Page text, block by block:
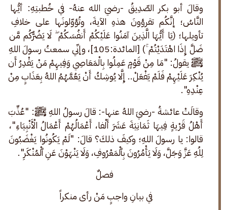
وقالَ أبو بكر الصّدِيقُ -رضيَ الله عنهُ- في خُطبتِهِ: أيُّها
النَّاسُ؛ إنَّكُم تقرؤونَ هذهِ الآيةَ، وتُؤوّلونَها على خلافِ
تأويلها؛ (يَا أَيُّهَا الَّذِينَ آمَنُوا عَلَيْكُمْ أَنفُسَكُمْ ۖ لَا يَضُرُّكُم مَّن
ضَلَّ إِذَا اهْتَدَيْتُمْ ۚ) [المائدة:105]، وإنّي سمعتُ رسولَ اللهِ
ﷺ يقولُ: "مَا مِنْ قَوْمٍ عَمِلُوا بِالْمَعَاصِي وَفِيهِمْ مَنْ يَقْدِرُ أَن
يُنْكِرَ عَلَيْهِمْ فَلَمْ يَفْعَلْ.. إِلَّا يُوشِكُ أَنْ يَعُمَّهُمُ اللهُ بِعَذَابٍ مِنْ
عِنْدِهِ".
وقالَتْ عائشةُ -رضيَ اللهُ عنها-: قالَ رسولُ اللهِ ﷺ: "عُذِّبَ
أَهْلُ قَرْيةٍ فِيهَا ثَمَانِيَةَ عَشَرَ أَلْفا، أَعْمَالُهُمْ أَعْمَالُ الْأَنْبِيَاءِ"،
قالوا: يا رسولَ اللهِ؛ وكيفَ ذلكَ؟ قالَ: "لَمْ يَكُونُوا يَغْضَبُونَ
لِلُهِ عَزَّ وَجَلَّ، وَلَا يَأْمُرُونَ بِٱلْمَعْرُوفِ، وَلَا يَنْهَوْنَ عَنِ ٱلْمُنْكَرِ".
فصلٌ
في بيانِ واجبٍ مَنْ رأى منكراً